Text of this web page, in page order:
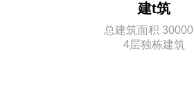
建t筑
总建筑面积
4层独栋建筑